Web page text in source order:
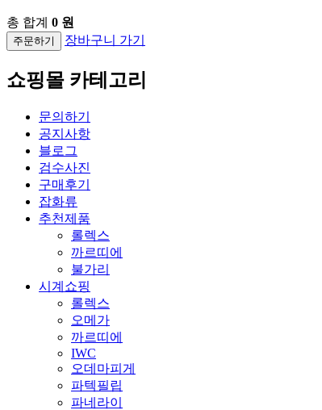
총 합계 0 원
주문하기 장바구니 가기
쇼핑몰 카테고리
문의하기
공지사항
블로그
검수사진
구매후기
잡화류
추천제품
롤렉스
까르띠에
불가리
시계쇼핑
롤렉스
오메가
까르띠에
IWC
오데마피게
파텍필립
파네라이